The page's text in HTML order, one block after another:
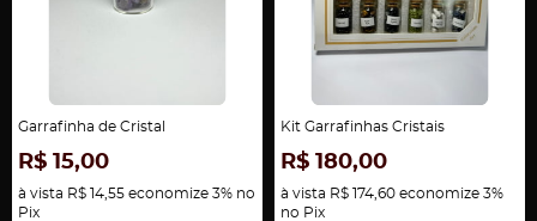
Garrafinha de Cristal
R$ 15,00
à vista R$ 14,55 economize 3% no
Pix
Kit Garrafinhas Cristais
R$ 180,00
à vista R$ 174,60 economize 3%
no Pix